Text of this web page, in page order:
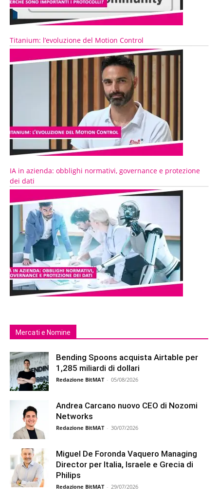
Titanium: l’evoluzione del Motion Control
IA in azienda: obblighi normativi, governance e protezione
dei dati
Mercati e Nomine
Bending Spoons acquista Airtable per
1,285 miliardi di dollari
Redazione BitMAT - 05/08/2026
Andrea Carcano nuovo CEO di Nozomi
Networks
Redazione BitMAT - 30/07/2026
Miguel De Foronda Vaquero Managing
Director per Italia, Israele e Grecia di
Philips
Redazione BitMAT - 29/07/2026